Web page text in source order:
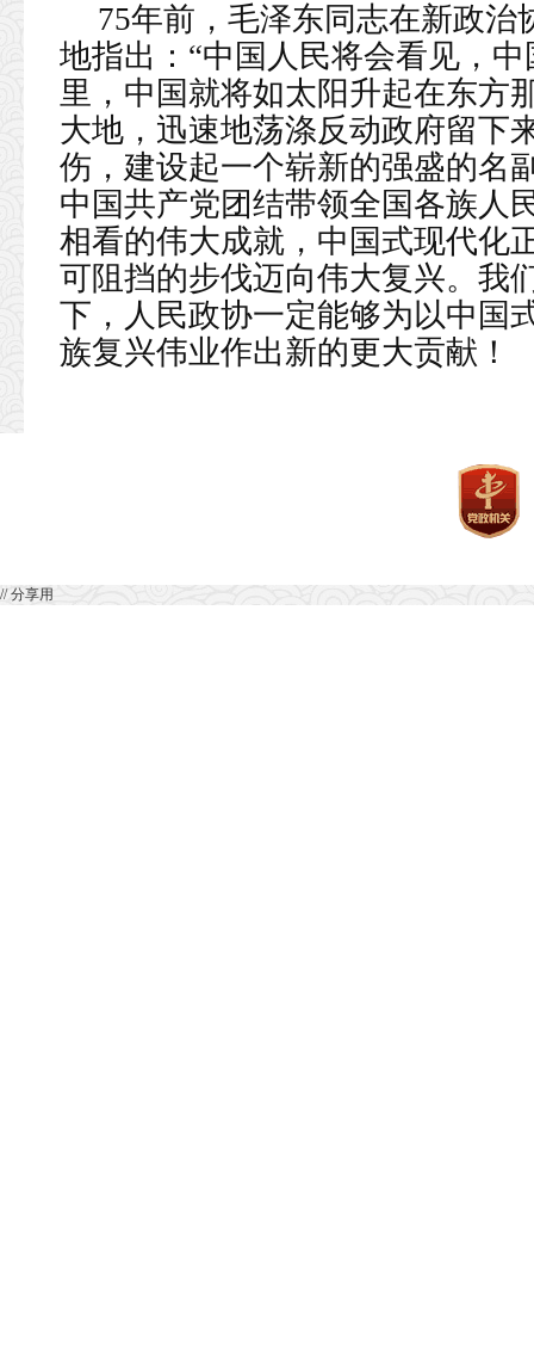
75年前，毛泽东同志在新政
地指出：“中国人民将会看见，
里，中国就将如太阳升起在东方
大地，迅速地荡涤反动政府留下
伤，建设起一个崭新的强盛的名
中国共产党团结带领全国各族人
相看的伟大成就，中国式现代化
可阻挡的步伐迈向伟大复兴。我
下，人民政协一定能够为以中国
族复兴伟业作出新的更大贡献！
// 分享用